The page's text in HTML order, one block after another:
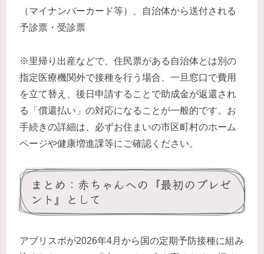
（マイナンバーカード等）、自治体から送付される
予診票・受診票
※里帰り出産などで、住民票がある自治体とは別の
指定医療機関外で接種を行う場合、一旦窓口で費用
を立て替え、後日申請することで助成金が返還され
る「償還払い」の対応になることが一般的です。お
手続きの詳細は、必ずお住まいの市区町村のホーム
ページや健康増進課等にご確認ください。
まとめ：赤ちゃんへの『最初のプレゼ
ント』として
アブリスボが2026年4月から国の定期予防接種に組み